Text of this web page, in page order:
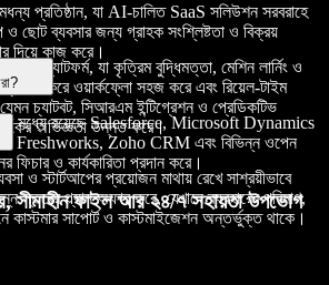
প্রতিষ্ঠান, যা AI-চালিত SaaS সলিউশন সরবরাহে
ও ছোট ব্যবসার জন্য গ্রাহক সংশ্লিষ্টতা ও বিক্রয়
দিয়ে কাজ করে।
প্ল্যাটফর্ম, যা কৃত্রিম বুদ্ধিমত্তা, মেশিন লার্নিং ও
ব্যবহার করে ওয়ার্কফ্লো সহজ করে এবং রিয়েল-টাইম
চ্যাটবট, সিআরএম ইন্টিগ্রেশন ও প্রেডিকটিভ
অভিজ্ঞতা উন্নত করে।
মধ্যে রয়েছে Salesforce, Microsoft Dynamics
Freshworks, Zoho CRM এবং বিভিন্ন ওপেন
ফিচার ও কার্যকারিতা প্রদান করে।
ও স্টার্টআপের প্রয়োজন মাথায় রেখে সাশ্রয়ীভাবে
স্তরের প্ল্যান অফার করে, যেখানে ব্যবহারের পরিমাণ,
সাপোর্ট ও কাস্টমাইজেশন অন্তর্ভুক্ত থাকে।
সীমাহীন ফাইল আর ২৪/৭ সহায়তা উপভোগ